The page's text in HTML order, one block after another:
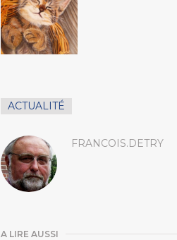
ACTUALITÉ
FRANCOIS.DETRY
A LIRE AUSSI